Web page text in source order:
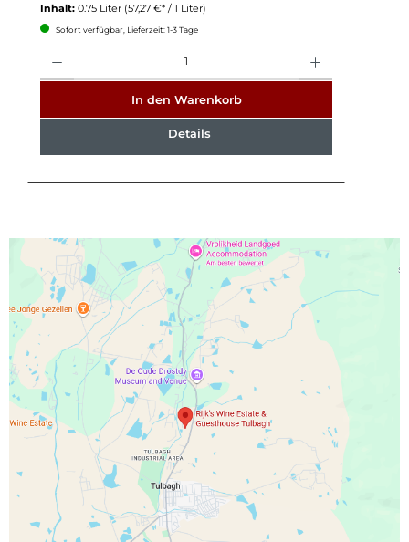
Inhalt: 0.75 Liter (57,27 €* / 1 Liter)
Sofort verfügbar, Lieferzeit: 1-3 Tage
In den Warenkorb
Details